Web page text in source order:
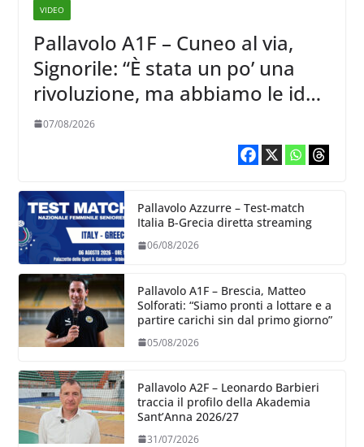
VIDEO
Pallavolo A1F – Cuneo al via,
Signorile: “È stata un po’ una
rivoluzione, ma abbiamo le idee
chiare siu cosa vogliamo fare”
07/08/2026
Pallavolo Azzurre – Test-match
Italia B-Grecia diretta streaming
06/08/2026
Pallavolo A1F – Brescia, Matteo
Solforati: “Siamo pronti a lottare e a
partire carichi sin dal primo giorno”
05/08/2026
Pallavolo A2F – Leonardo Barbieri
traccia il profilo della Akademia
Sant’Anna 2026/27
31/07/2026